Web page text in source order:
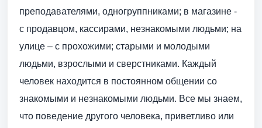
преподавателями, одногруппниками; в магазине -
с продавцом, кассирами, незнакомыми людьми; на
улице – с прохожими; старыми и молодыми
людьми, взрослыми и сверстниками. Каждый
человек находится в постоянном общении со
знакомыми и незнакомыми людьми. Все мы знаем,
что поведение другого человека, приветливо или